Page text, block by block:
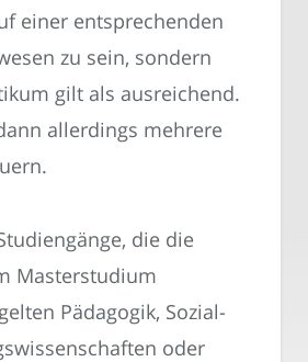
einer entsprechenden
zu sein, sondern
gilt als ausreichend.
allerdings mehrere
die die
Masterstudium
Pädagogik, Sozial-
oder